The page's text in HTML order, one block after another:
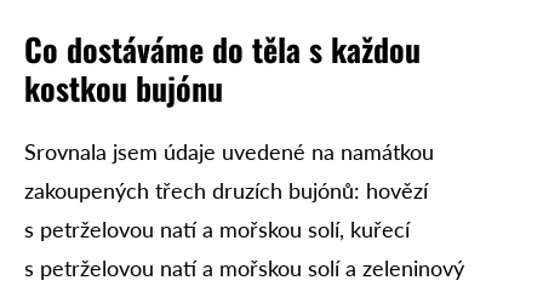
Co dostáváme do těla s každou
kostkou bujónu
Srovnala jsem údaje uvedené na namátkou
zakoupených třech druzích bujónů: hovězí
s petrželovou natí a mořskou solí, kuřecí
s petrželovou natí a mořskou solí a zeleninový